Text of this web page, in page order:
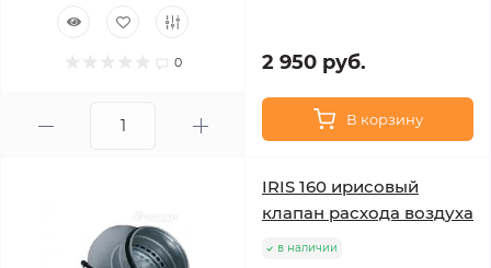
0 2 950 руб.
В корзину
IRIS 160 ирисовый
клапан расхода воздуха
в наличии